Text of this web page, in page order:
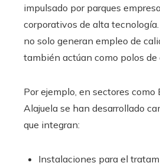
impulsado por parques
corporativos de alta
no solo generan empleo de
también actúan como polos de
Por ejemplo, en sectores como
Alajuela se han desarrollado
que integran:
Instalaciones para el